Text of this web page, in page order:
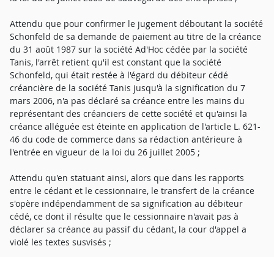
Attendu que pour confirmer le jugement déboutant la société
Schonfeld de sa demande de paiement au titre de la créance
du 31 août 1987 sur la société Ad'Hoc cédée par la société
Tanis, l'arrêt retient qu'il est constant que la société
Schonfeld, qui était restée à l'égard du débiteur cédé
créancière de la société Tanis jusqu'à la signification du 7
mars 2006, n'a pas déclaré sa créance entre les mains du
représentant des créanciers de cette société et qu'ainsi la
créance alléguée est éteinte en application de l'article L. 621-
46 du code de commerce dans sa rédaction antérieure à
l'entrée en vigueur de la loi du 26 juillet 2005 ;
Attendu qu'en statuant ainsi, alors que dans les rapports
entre le cédant et le cessionnaire, le transfert de la créance
s'opère indépendamment de sa signification au débiteur
cédé, ce dont il résulte que le cessionnaire n'avait pas à
déclarer sa créance au passif du cédant, la cour d'appel a
violé les textes susvisés ;